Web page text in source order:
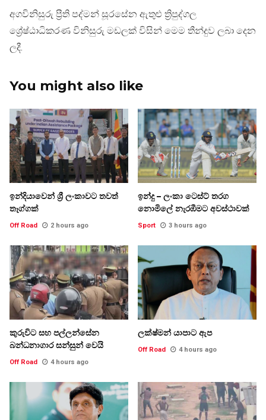
අගවිනිසුරු ප්‍රීති පද්මන් සූරසේන ඇතුළු ත්‍රිපුද්ගල
ශ්‍රේෂ්ඨාධිකරණ විනිසුරු මඩලක් විසින් මෙම තීන්දුව ලබා දෙන
ලදී.
You might also like
ඉන්දියාවෙන් ශ්‍රී ලංකාවට තවත්
තෑග්ගක්
Off Road 2 hours ago
ඉන්දු – ලංකා ටෙස්ට් තරග
නොමිලේ නැරඹීමට අවස්ථාවක්
Sport 3 hours ago
කුරුවිට සහ පල්ලන්සේන
බන්ධනාගාර සන්සුන් වෙයි
Off Road 4 hours ago
ලක්ෂ්මන් යාපාට ඇප
Off Road 4 hours ago